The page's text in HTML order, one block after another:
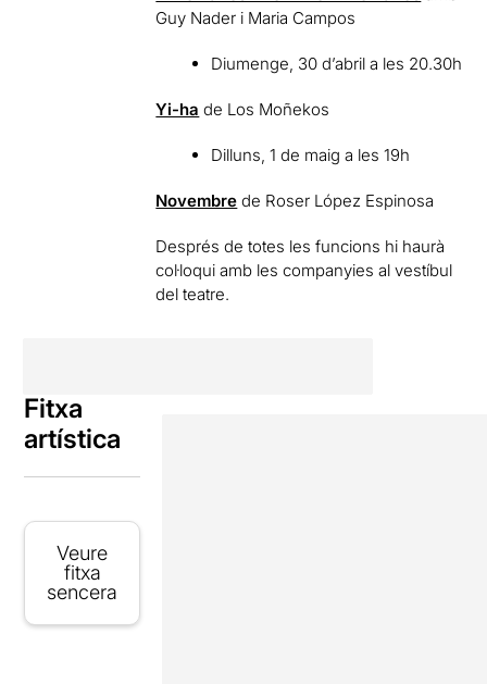
Guy Nader i Maria Campos
Diumenge, 30 d’abril a les 20.30h
Yi-ha de Los Moñekos
Dilluns, 1 de maig a les 19h
Novembre de Roser López Espinosa
Després de totes les funcions hi haurà
col·loqui amb les companyies al vestíbul
del teatre.
Fitxa
artística
Veure
fitxa
sencera